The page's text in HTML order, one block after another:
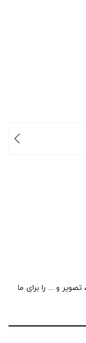
و ... را برای ما